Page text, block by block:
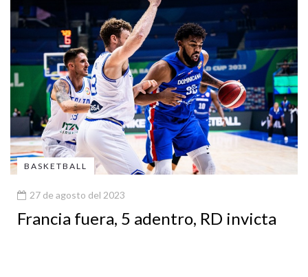
BASKETBALL
27 de agosto del 2023
Francia fuera, 5 adentro, RD invicta